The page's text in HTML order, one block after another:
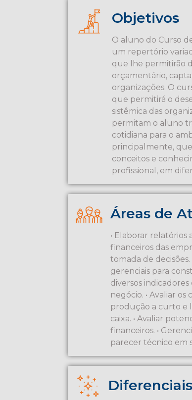
Objetivos
O aluno do Curso
um repertório
que lhe permitirão
orçamentário,
organizações. O
que permitirá o
sistêmica das
permitam o aluno
cotidiana para o
principalmente,
conceitos e
profissional, em
Áreas de
• Elaborar
financeiros das
tomada de
gerenciais para
diversos
negócio. • Avaliar
produção a curto e
caixa. • Avaliar
financeiros. •
parecer técnico em
Diferenciais